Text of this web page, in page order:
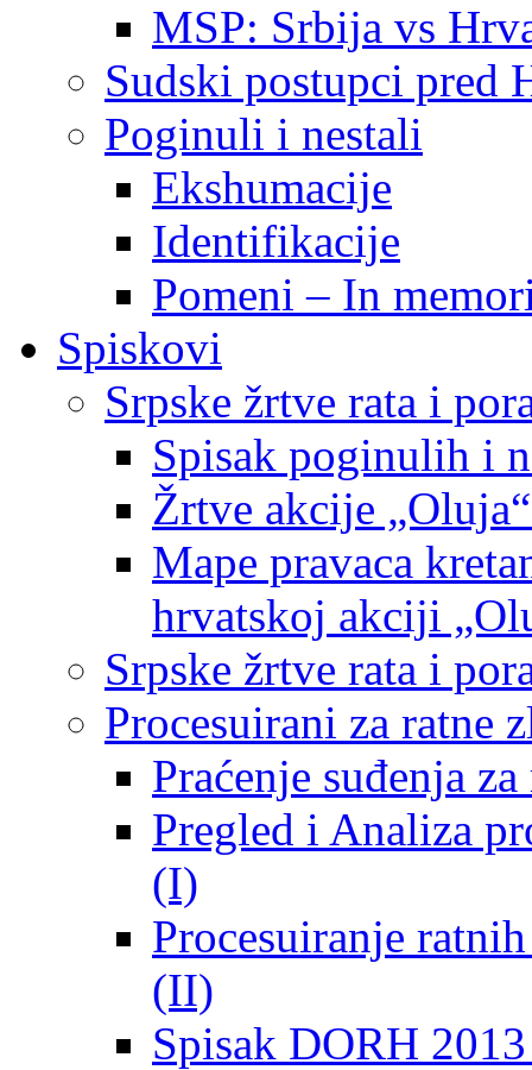
MSP: Srbija vs
Sudski postupci pred
Poginuli i nestali
Ekshumacije
Identifikacije
Pomeni – In
Spiskovi
Srpske žrtve rata i
Spisak poginulih i
Žrtve akcije
Mape pravaca
hrvatskoj akciji
Srpske žrtve rata i
Procesuirani za ratne
Praćenje suđenja
Pregled i Analiza
(I)
Procesuiranje
(II)
Spisak DORH